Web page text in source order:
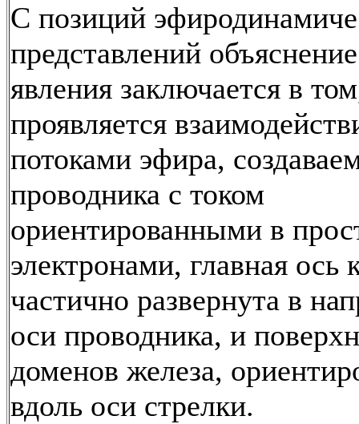
С позиций
представлений
явления заключается в
проявляется
потоками эфира,
проводника с током
ориентированными в
электронами, главная ось
частично развернута в
оси проводника, и
доменов железа,
вдоль оси стрелки.